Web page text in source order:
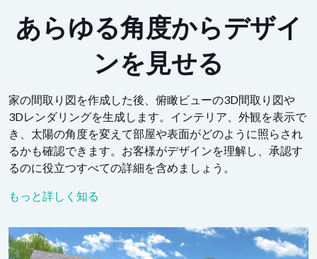
あらゆる角度からデザイ
ンを見せる
家の間取り図を作成した後、俯瞰ビューの3D間取り図や
3Dレンダリングを生成します。インテリア、外観を表示で
き、太陽の角度を変えて部屋や表面がどのように照らされ
るかも確認できます。お客様がデザインを理解し、承認す
るのに役立つすべての詳細を含めましょう。
もっと詳しく知る